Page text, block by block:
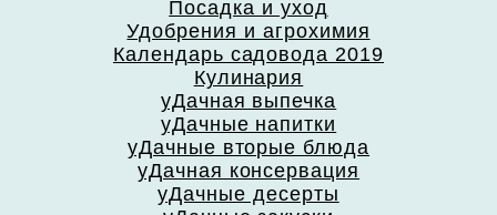
Посадка и уход
Удобрения и агрохимия
Календарь садовода 2019
Кулинария
уДачная выпечка
уДачные напитки
уДачные вторые блюда
уДачная консервация
уДачные десерты